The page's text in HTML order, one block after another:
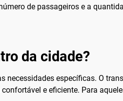
de passageiros e a
da cidade?
necessidades específicas. O
e eficiente. Para